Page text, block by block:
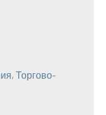
Торгово-